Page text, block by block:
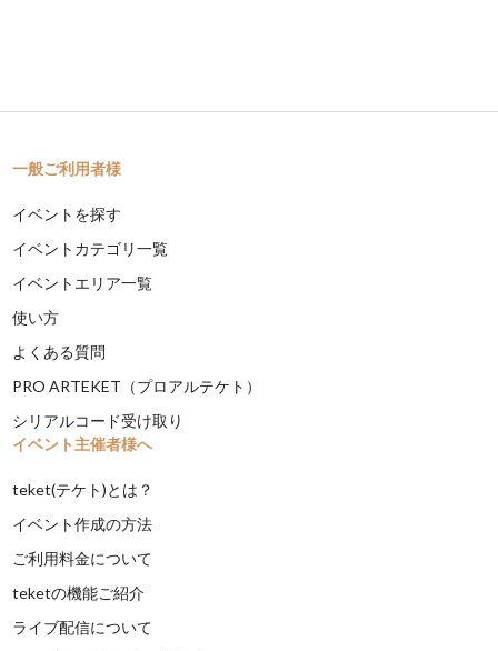
一般ご利用者様
イベントを探す
イベントカテゴリ一覧
イベントエリア一覧
使い方
よくある質問
PRO ARTEKET（プロアルテケト）
シリアルコード受け取り
イベント主催者様へ
teket(テケト)とは？
イベント作成の方法
ご利用料金について
teketの機能ご紹介
ライブ配信について